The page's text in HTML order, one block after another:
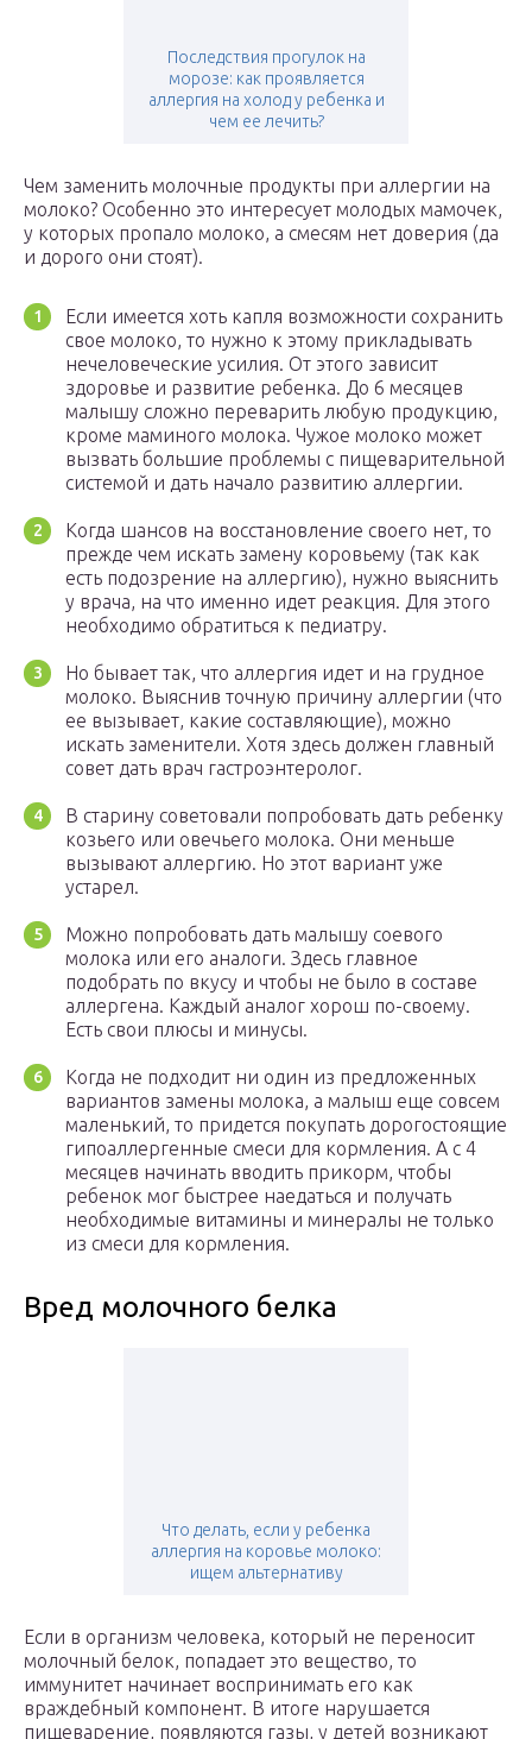
Последствия прогулок на
морозе: как проявляется
аллергия на холод у ребенка и
чем ее лечить?
Чем заменить молочные продукты при аллергии на
молоко? Особенно это интересует молодых мамочек,
у которых пропало молоко, а смесям нет доверия (да
и дорого они стоят).
Если имеется хоть капля возможности сохранить
свое молоко, то нужно к этому прикладывать
нечеловеческие усилия. От этого зависит
здоровье и развитие ребенка. До 6 месяцев
малышу сложно переварить любую продукцию,
кроме маминого молока. Чужое молоко может
вызвать большие проблемы с пищеварительной
системой и дать начало развитию аллергии.
Когда шансов на восстановление своего нет, то
прежде чем искать замену коровьему (так как
есть подозрение на аллергию), нужно выяснить
у врача, на что именно идет реакция. Для этого
необходимо обратиться к педиатру.
Но бывает так, что аллергия идет и на грудное
молоко. Выяснив точную причину аллергии (что
ее вызывает, какие составляющие), можно
искать заменители. Хотя здесь должен главный
совет дать врач гастроэнтеролог.
В старину советовали попробовать дать ребенку
козьего или овечьего молока. Они меньше
вызывают аллергию. Но этот вариант уже
устарел.
Можно попробовать дать малышу соевого
молока или его аналоги. Здесь главное
подобрать по вкусу и чтобы не было в составе
аллергена. Каждый аналог хорош по-своему.
Есть свои плюсы и минусы.
Когда не подходит ни один из предложенных
вариантов замены молока, а малыш еще совсем
маленький, то придется покупать дорогостоящие
гипоаллергенные смеси для кормления. А с 4
месяцев начинать вводить прикорм, чтобы
ребенок мог быстрее наедаться и получать
необходимые витамины и минералы не только
из смеси для кормления.
Вред молочного белка
Что делать, если у ребенка
аллергия на коровье молоко:
ищем альтернативу
Если в организм человека, который не переносит
молочный белок, попадает это вещество, то
иммунитет начинает воспринимать его как
враждебный компонент. В итоге нарушается
пищеварение, появляются газы, у детей возникают